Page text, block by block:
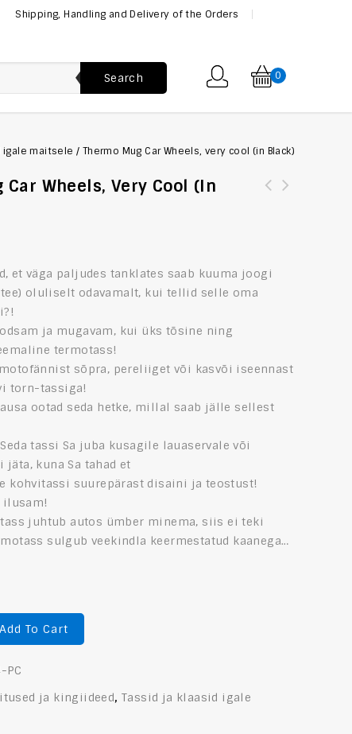
Shipping, Handling and Delivery of the Orders
Search 0
igale maitsele / Thermo Mug Car Wheels, very cool (in Black)
Car Wheels, Very Cool (in
et väga paljudes tanklates saab kuuma joogi
oluliselt odavamalt, kui tellid selle oma
ja mugavam, kui üks tõsine ning
termotass!
sõpra, pereliiget või kasvõi iseennast
torn-tassiga!
ootad seda hetke, millal saab jälle sellest
tassi Sa juba kusagile lauaservale või
kuna Sa tahad et
kohvitassi suurepärast disaini ja teostust!
ilusam!
juhtub autos ümber minema, siis ei teki
sulgub veekindla keermestatud kaanega…
Add To Cart
PC
ja kingiideed, Tassid ja klaasid igale